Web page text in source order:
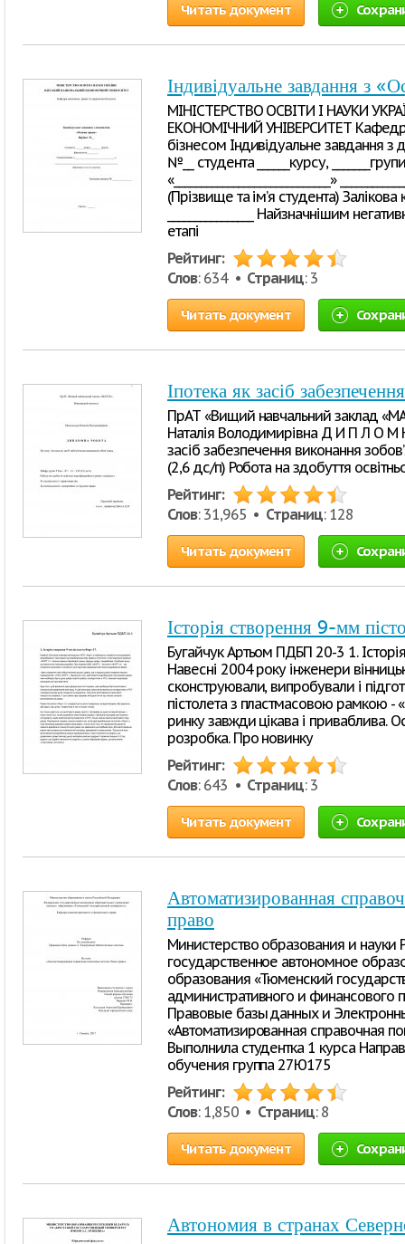
Читать документ
Індивідуальне завдання з
МІНІСТЕРСТВО ОСВІТИ І НАУКИ
ЕКОНОМІЧНИЙ УНІВЕРСИТЕТ
бізнесом Індивідуальне завдання з
№__ студента ______курсу,
«_____________________________»
(Прізвище та ім’я студента) Залікова
________________ Найзначнішим
етапі
Рейтинг:
Слов: 634 • Страниц: 3
Читать документ
Іпотека як засіб
ПрАТ «Вищий навчальний заклад
Наталія Володимирівна Д И П Л О М
засіб забезпечення виконання
(2,6 дс/п) Робота на здобуття
Рейтинг:
Слов: 31,965 • Страниц: 128
Читать документ
Історія створення 9-мм
Бугайчук Артьом ПДБП 20-3 1.
Навесні 2004 року інженери
сконструювали, випробували і
пістолета з пластмасовою рамкою
ринку завжди цікава і приваблива.
розробка. Про новинку
Рейтинг:
Слов: 643 • Страниц: 3
Читать документ
Автоматизированная
право
Министерство образования и
государственное автономное
образования «Тюменский
административного и финансового
Правовые базы данных и
«Автоматизированная справочная
Выполнила студентка 1 курса
обучения группа 27Ю175
Рейтинг:
Слов: 1,850 • Страниц: 8
Читать документ
Автономия в странах